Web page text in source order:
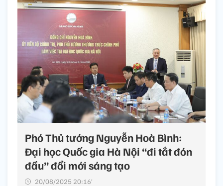
Phó Thủ tướng Nguyễn Hoà Bình:
Đại học Quốc gia Hà Nội “đi tắt đón
đầu” đổi mới sáng tạo
20/08/2025 20:16’